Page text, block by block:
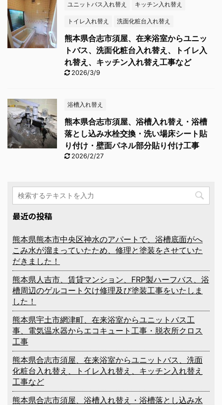
ユニットバス入れ替え キッチン入れ替え
トイレ入れ替え 洗面化粧台入れ替え
熊本県合志市須屋、在来浴室からユニッ
トバス、洗面化粧台入れ替え、トイレ入
れ替え、キッチン入れ替え工事など
2026/3/9
浴槽入れ替え
熊本県合志市須屋、浴槽入れ替え・浴槽
落とし込み水栓交換・洗い場床シート貼
り付け・壁面パネル部分貼り付け工事
2026/2/27
最近の投稿
熊本県熊本市中央区神水のアパートで、浴槽底面がへ
こみ水が溜まっていたため、修理と塗装をさせていた
だきました！
熊本県人吉市、賃貸マンション、FRP製ハーフバス、浴
槽周辺のゲルコート欠け修理及び塗装工事をいたしま
した！
熊本県宇土市網津町、在来浴室からユニットバス工
事、電気温水器からエコキュート工事・脱衣所クロス
工事
熊本県合志市須屋、在来浴室からユニットバス、洗面
化粧台入れ替え、トイレ入れ替え、キッチン入れ替え
工事など
熊本県合志市須屋、浴槽入れ替え・浴槽落とし込み水